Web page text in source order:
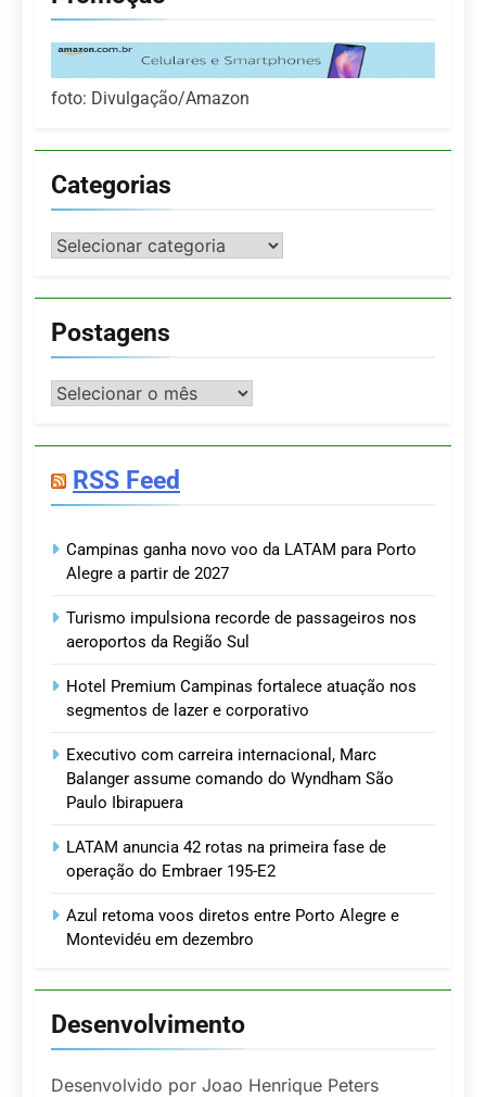
foto: Divulgação/Amazon
Categorias
Categorias
Postagens
Postagens
RSS Feed
Campinas ganha novo voo da LATAM para Porto
Alegre a partir de 2027
Turismo impulsiona recorde de passageiros nos
aeroportos da Região Sul
Hotel Premium Campinas fortalece atuação nos
segmentos de lazer e corporativo
Executivo com carreira internacional, Marc
Balanger assume comando do Wyndham São
Paulo Ibirapuera
LATAM anuncia 42 rotas na primeira fase de
operação do Embraer 195-E2
Azul retoma voos diretos entre Porto Alegre e
Montevidéu em dezembro
Desenvolvimento
Desenvolvido por Joao Henrique Peters